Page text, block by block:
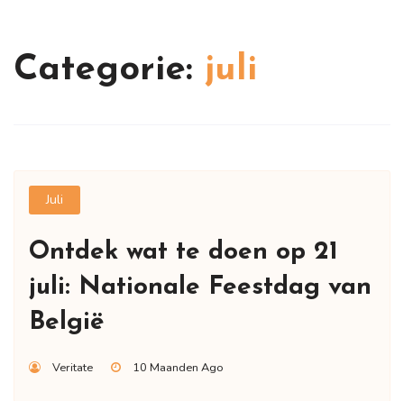
Categorie: juli
Juli
Ontdek wat te doen op 21
juli: Nationale Feestdag van
België
Veritate 10 Maanden Ago